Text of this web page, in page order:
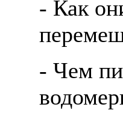
- Как
- Чем